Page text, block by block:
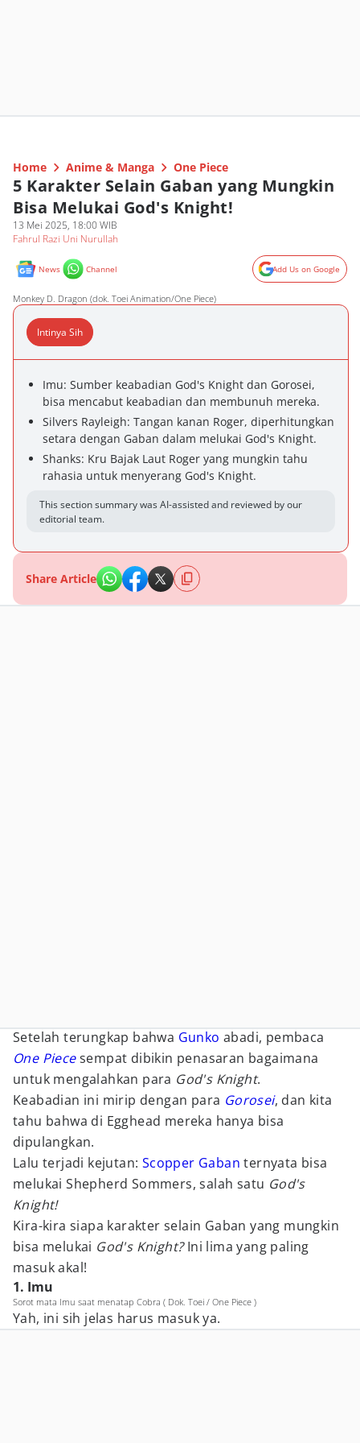
Home Anime & Manga One Piece
5 Karakter Selain Gaban yang Mungkin
Bisa Melukai God's Knight!
13 Mei 2025, 18:00 WIB
Fahrul Razi Uni Nurullah
News Channel Add Us on Google
Monkey D. Dragon (dok. Toei Animation/One Piece)
Intinya Sih
Imu: Sumber keabadian God's Knight dan Gorosei,
bisa mencabut keabadian dan membunuh mereka.
Silvers Rayleigh: Tangan kanan Roger, diperhitungkan
setara dengan Gaban dalam melukai God's Knight.
Shanks: Kru Bajak Laut Roger yang mungkin tahu
rahasia untuk menyerang God's Knight.
This section summary was AI-assisted and reviewed by our
editorial team.
Share Article
Setelah terungkap bahwa Gunkoabadi, pembaca
One Piecesempat dibikin penasaran bagaimana
untuk mengalahkan para God's Knight.
Keabadian ini mirip dengan para Gorosei, dan kita
tahu bahwa di Egghead mereka hanya bisa
dipulangkan.
Lalu terjadi kejutan: Scopper Gaban ternyata bisa
melukai Shepherd Sommers, salah satu God's
Knight!
Kira-kira siapa karakter selain Gaban yang mungkin
bisa melukai God's Knight?Ini lima yang paling
masuk akal!
1. Imu
Sorot mata Imu saat menatap Cobra ( Dok. Toei / One Piece )
Yah, ini sih jelas harus masuk ya.